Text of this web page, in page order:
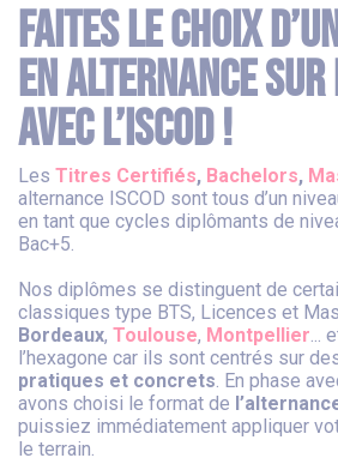
Faites le choix
en alternance sur
avec l’ISCOD !
Les Titres Certifiés, Bachelors,
alternance ISCOD sont tous d’un
en tant que cycles diplômants de
Bac+5.
Nos diplômes se distinguent de
classiques type BTS, Licences et
Bordeaux, Toulouse, Montpellier...
l’hexagone car ils sont centrés sur
pratiques et concrets. En phase
avons choisi le format de
puissiez immédiatement appliquer
le terrain.